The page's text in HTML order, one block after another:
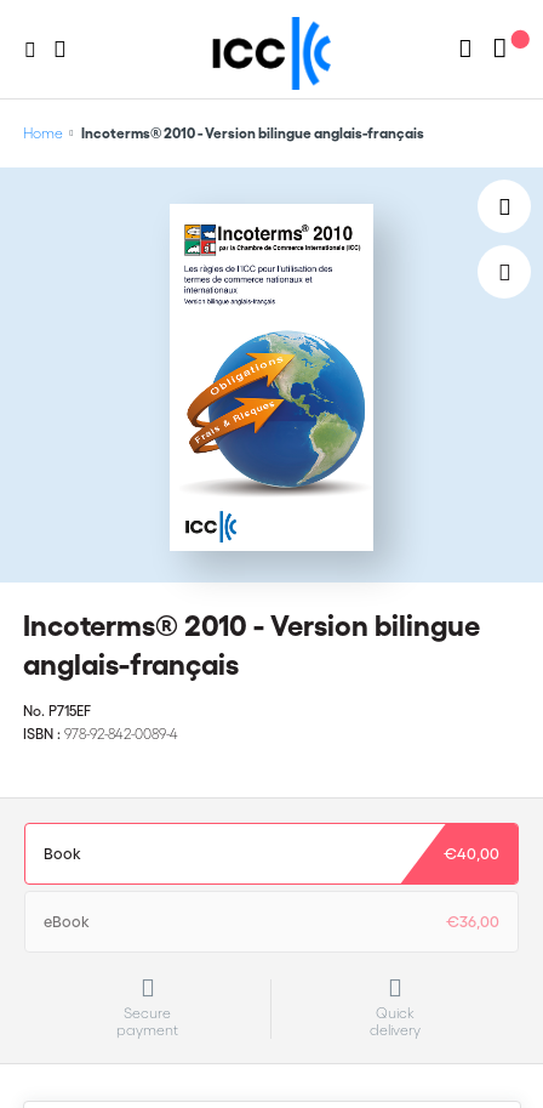
Home Incoterms® 2010 - Version bilingue anglais-français
Incoterms® 2010 - Version bilingue
anglais-français
No. P715EF
ISBN : 978-92-842-0089-4
Book €40,00
eBook €36,00
Secure
payment
Quick
delivery